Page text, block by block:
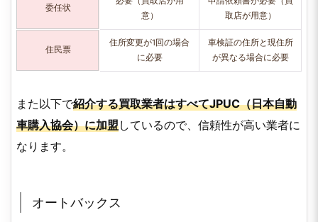
委任状
意）
取店が用意）
住民票
住所変更が1回の場合
に必要
車検証の住所と現住所
が異なる場合に必要
また以下で紹介する買取業者はすべてJPUC（日本自動
車購入協会）に加盟しているので、信頼性が高い業者に
なります。
オートバックス